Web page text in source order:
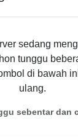
Loading...
sedang
tunggu
di bawah
ulang.
sebentar dan